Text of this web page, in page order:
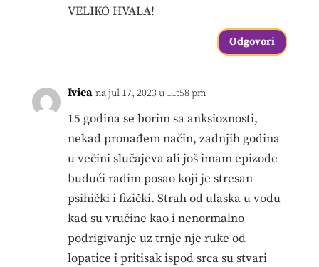
VELIKO HVALA!
Odgovori
Ivica na jul 17, 2023 u 11:58 pm
15 godina se borim sa anksioznosti,
nekad pronađem način, zadnjih godina
u večini slučajeva ali još imam epizode
budući radim posao koji je stresan
psihički i fizički. Strah od ulaska u vodu
kad su vručine kao i nenormalno
podrigivanje uz trnje nje ruke od
lopatice i pritisak ispod srca su stvari